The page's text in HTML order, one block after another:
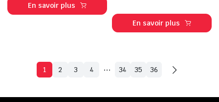
En savoir plus
En savoir plus
1 2 3 4 … 34 35 36